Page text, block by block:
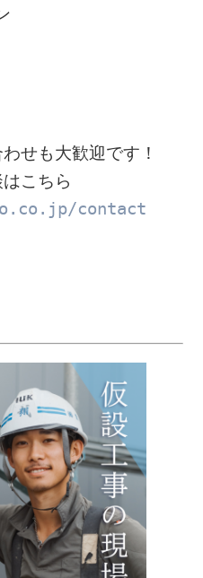
contact